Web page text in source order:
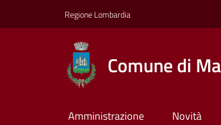
Regione Lombardia
Comune di
Amministrazione Novità